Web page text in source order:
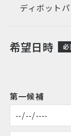
ディボット
希望日時 必
第一候補